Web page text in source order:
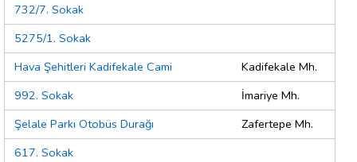
732/7. Sokak
5275/1. Sokak
Hava Şehitleri Kadifekale Cami
Kadifekale Mh.
992. Sokak
İmariye Mh.
Şelale Parkı Otobüs Durağı
Zafertepe Mh.
617. Sokak